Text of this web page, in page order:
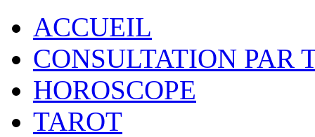
ACCUEIL
CONSULTATION PAR
HOROSCOPE
TAROT